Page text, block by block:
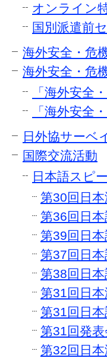
オンライン
国別派遣前
海外安全・危
海外安全・危
「海外安全
「海外安全
日外協サーベ
国際交流活動
日本語スピ
第30回日
第36回日
第39回日
第37回日
第38回日
第31回日
第31回日
第31回発
第32回日